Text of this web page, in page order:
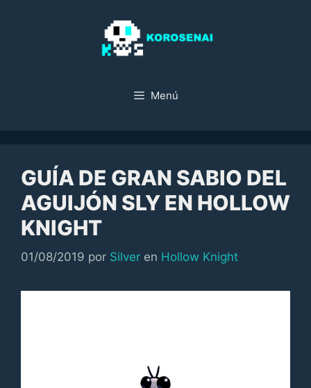
Menú
GUÍA DE GRAN SABIO DEL
AGUIJÓN SLY EN HOLLOW
KNIGHT
01/08/2019 por Silver en Categorías
Hollow Knight